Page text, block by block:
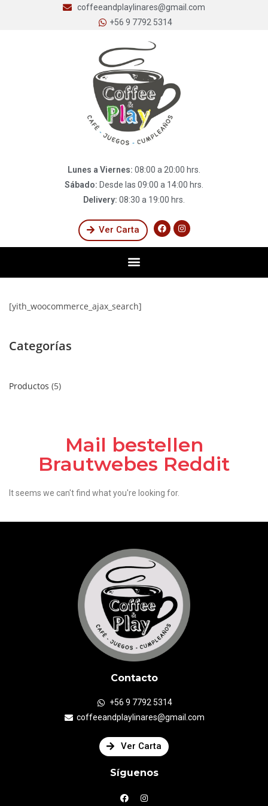
coffeeandplaylinares@gmail.com
+56 9 7792 5314
Lunes a Viernes: 08:00 a 20:00 hrs.
Sábado: Desde las 09:00 a 14:00 hrs.
Delivery: 08:30 a 19:00 hrs.
Ver Carta
[yith_woocommerce_ajax_search]
Categorías
Productos 5
Mail bestellen
Brautwebes Reddit
It seems we can't find what you're looking for.
Contacto
+56 9 7792 5314
coffeeandplaylinares@gmail.com
Ver Carta
Síguenos